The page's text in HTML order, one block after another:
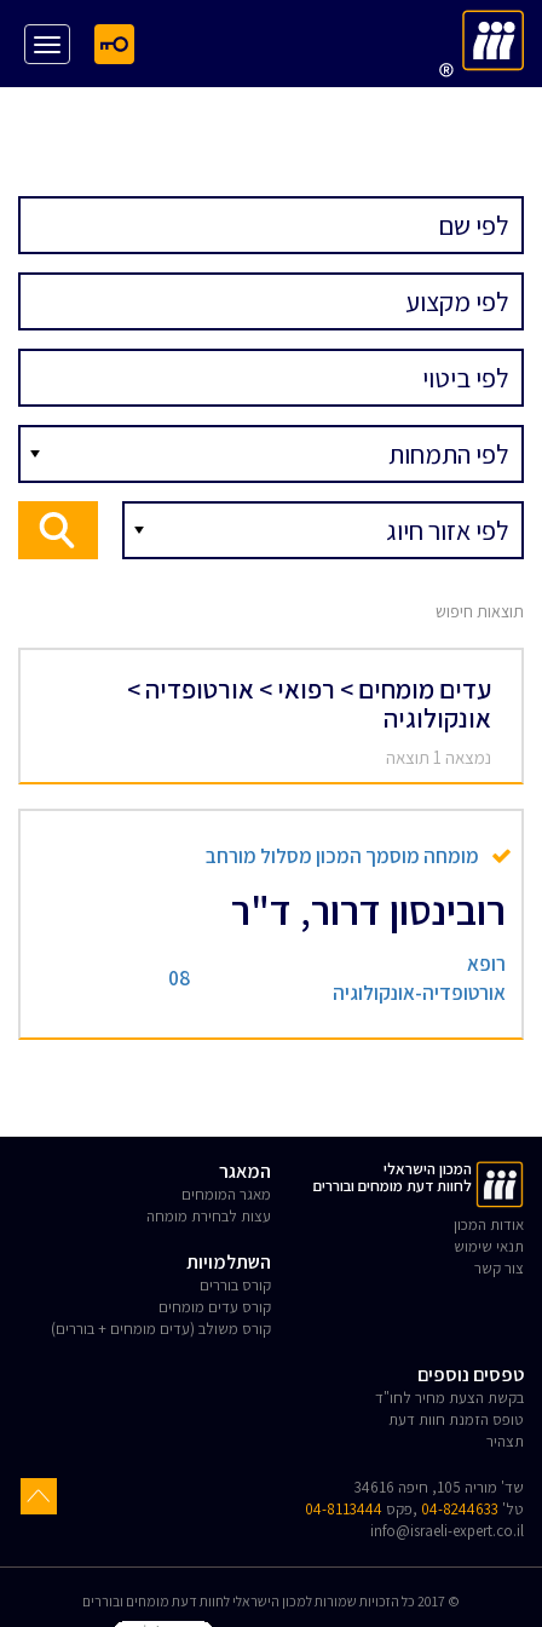
תוצאות חיפוש
עדים מומחים > רפואי > אורטופדיה >
אונקולוגיה
נמצאה 1 תוצאה
מומחה מוסמך המכון מסלול מורחב
רובינסון דרור, ד"ר
רופא
אורטופדיה-אונקולוגיה
08
המכון הישראלי
לחוות דעת מומחים ובוררים
אודות המכון
תנאי שימוש
צור קשר
המאגר
מאגר המומחים
עצות לבחירת מומחה
השתלמויות
קורס בוררים
קורס עדים מומחים
קורס משולב (עדים מומחים + בוררים)
טפסים נוספים
בקשת הצעת מחיר לחו"ד
טופס הזמנת חוות דעת
תצהיר
שד' מוריה 105, חיפה 34616
טל' 04-8244633 ,פקס 04-8113444
info@israeli-expert.co.il
© 2017 כל הזכויות שמורות למכון הישראלי לחוות דעת מומחים ובוררים